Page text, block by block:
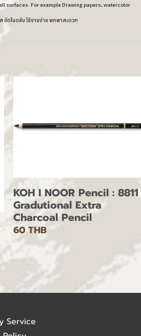
surfaces. For example Drawing papers, watercolor
อัดในตลับ ใช้งานง่าย พกพาสะดวก
KOH I NOOR Pencil : 8811
Gradutional Extra
Charcoal Pencil
60 THB
Service